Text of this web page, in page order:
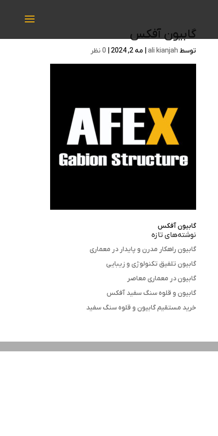
گابیون آفکس
توسط ali kianjah
| مه 2, 2024 | 0 نظر
گابیون آفکس
نوشته‌های تازه
گابیون راهکار مدرن و پایدار در معماری
گابیون تلفیق تکنولوژی و زیبایی
گابیون در معماری معاصر
گابیون و قلوه سنگ سفید آفکس
خرید مستقیم گابیون و قلوه سنگ سفید